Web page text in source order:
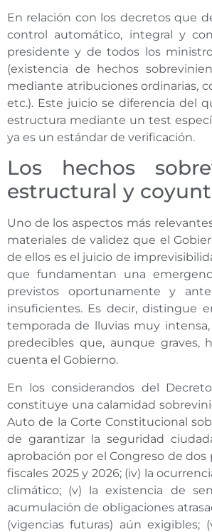
En relación con los decretos que
control automático, integral y
presidente y de todos los
(existencia de hechos
mediante atribuciones ordinarias,
etc.). Este juicio se diferencia del
estructura mediante un test
ya es un estándar de verificación.
Los hechos
estructural y
Uno de los aspectos más
materiales de validez que el
de ellos es el juicio de
que fundamentan una
previstos oportunamente y
insuficientes. Es decir, distingue
temporada de lluvias muy
predecibles que, aunque graves,
cuenta el Gobierno.
En los considerandos del
constituye una calamidad
Auto de la Corte Constitucional
de garantizar la seguridad
aprobación por el Congreso de
fiscales 2025 y 2026; (iv) la
climático; (v) la existencia de
acumulación de obligaciones
(vigencias futuras) aún